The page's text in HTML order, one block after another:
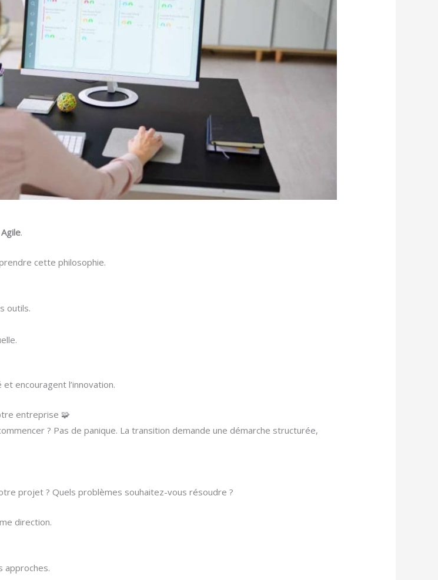
.
cette philosophie.
outils.
encouragent l’innovation.
entreprise 🧩
? Pas de panique. La transition demande une démarche structurée,
projet ? Quels problèmes souhaitez-vous résoudre ?
direction.
approches.